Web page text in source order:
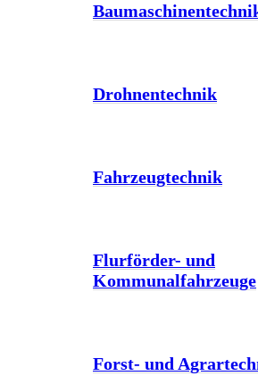
Drohnentechnik
Fahrzeugtechnik
Flurförder- und
Kommunalfahrzeuge
Forst- und